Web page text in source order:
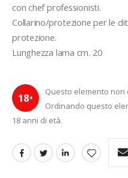
con chef professionisti.
Collarino/protezione per le
protezione.
Lunghezza lama cm. 20
18+
Questo elemento non
Ordinando questo
18 anni di età.